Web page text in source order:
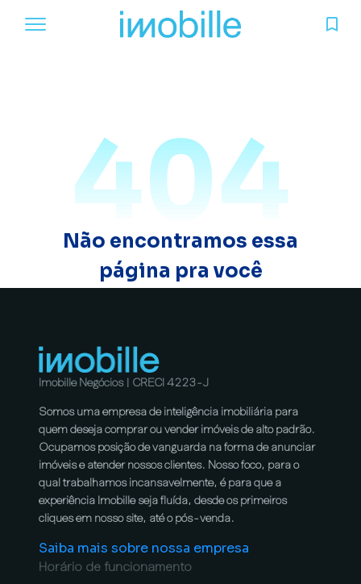
404
Não encontramos essa
página pra você
Imobille Negócios | CRECI 4223-J
Somos uma empresa de inteligência imobiliária para
quem deseja comprar ou vender imóveis de alto padrão.
Ocupamos posição de vanguarda na forma de anunciar
imóveis e atender nossos clientes. Nosso foco, para o
qual trabalhamos incansavelmente, é para que a
experiência Imobille seja fluída, desde os primeiros
cliques em nosso site, até o pós-venda.
Saiba mais sobre nossa empresa
Horário de funcionamento